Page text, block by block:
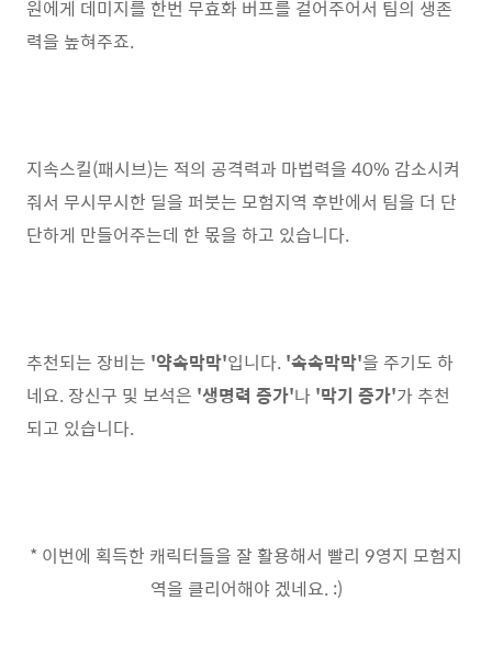
원에게 데미지를 한번 무효화 버프를 걸어주어서 팀의 생존
력을 높혀주죠.
지속스킬(패시브)는 적의 공격력과 마법력을 40% 감소시켜
줘서 무시무시한 딜을 퍼붓는 모험지역 후반에서 팀을 더 단
단하게 만들어주는데 한 몫을 하고 있습니다.
추천되는 장비는 '약속막막'입니다. '속속막막'을 주기도 하
네요. 장신구 및 보석은 '생명력 증가'나 '막기 증가'가 추천
되고 있습니다.
* 이번에 획득한 캐릭터들을 잘 활용해서 빨리 9영지 모험지
역을 클리어해야 겠네요. :)